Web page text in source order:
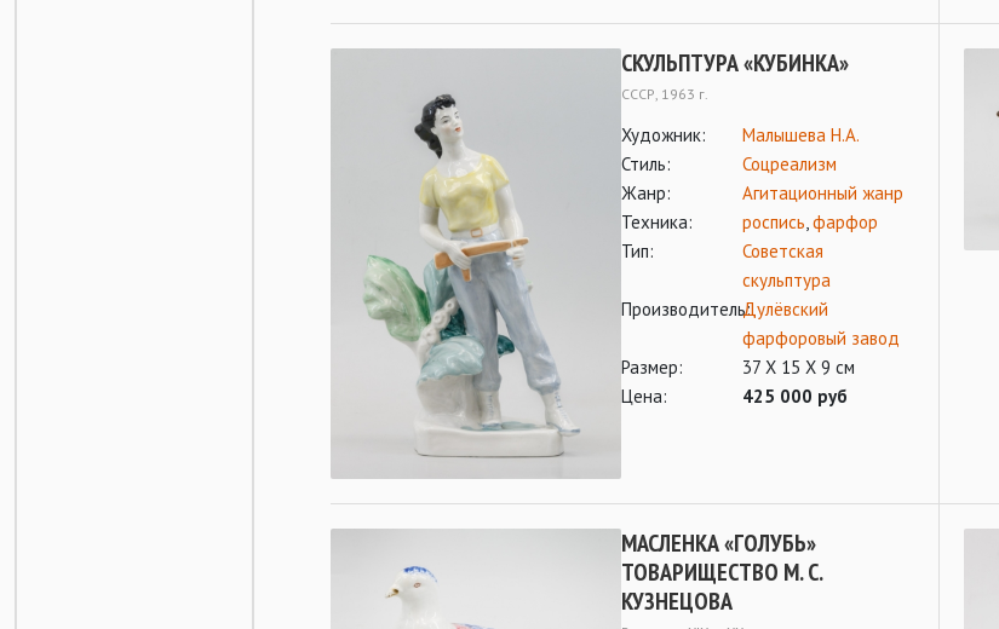
СКУЛЬПТУРА «КУБИНКА»
СССР, 1963 г.
Художник:
Малышева Н.А.
Стиль:
Соцреализм
Жанр:
Агитационный жанр
Техника:
роспись фарфор
Тип:
Советская
скульптура
Производитель:Дулёвский
фарфоровый завод
Размер:
37 Х 15 Х 9 см
Цена:
425 000 руб
МАСЛЕНКА «ГОЛУБЬ»
ТОВАРИЩЕСТВО М. С.
КУЗНЕЦОВА